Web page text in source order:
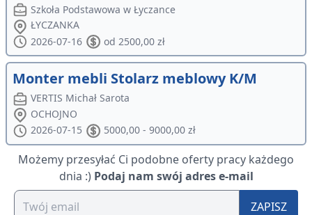
Szkoła Podstawowa w Łyczance
ŁYCZANKA
2026-07-16
od 2500,00 zł
Monter mebli Stolarz meblowy K/M
VERTIS Michał Sarota
OCHOJNO
2026-07-15
5000,00 - 9000,00 zł
Możemy przesyłać Ci podobne oferty pracy każdego
dnia :) Podaj nam swój adres e-mail
ZAPISZ